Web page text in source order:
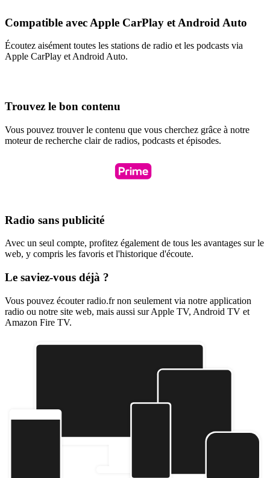
Compatible avec Apple CarPlay et Android Auto
Écoutez aisément toutes les stations de radio et les podcasts via
Apple CarPlay et Android Auto.
Trouvez le bon contenu
Vous pouvez trouver le contenu que vous cherchez grâce à notre
moteur de recherche clair de radios, podcasts et épisodes.
Radio sans publicité
Avec un seul compte, profitez également de tous les avantages sur le
web, y compris les favoris et l'historique d'écoute.
Le saviez-vous déjà ?
Vous pouvez écouter radio.fr non seulement via notre application
radio ou notre site web, mais aussi sur Apple TV, Android TV et
Amazon Fire TV.